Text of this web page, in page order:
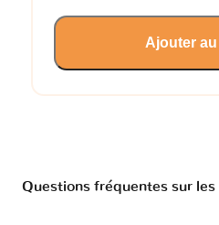
Ajouter
Questions fréquentes sur les